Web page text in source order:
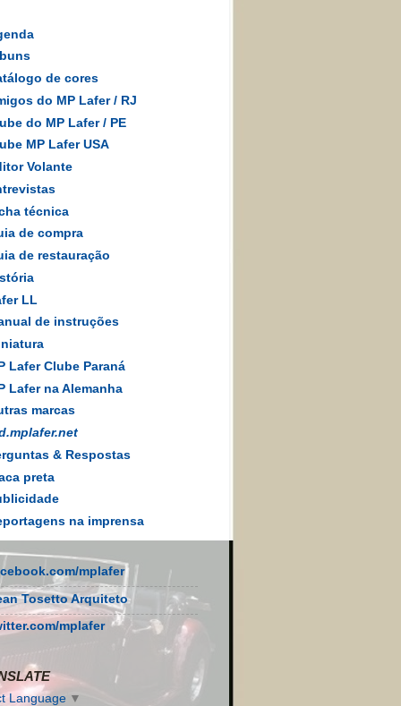
de cores
do MP Lafer/ RJ
do MP Lafer / PE
MP Lafer USA
Volante
técnica
de compra
de restauração
LL
de instruções
Lafer Clube Paraná
Lafer na Alemanha
marcas
& Respostas
preta
na imprensa
mplafer
Tosetto Arquiteto
mplafer
Language ▼